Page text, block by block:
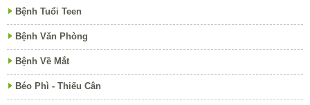
Bệnh Tuổi Teen
Bệnh Văn Phòng
Bệnh Về Mắt
Béo Phì - Thiếu Cân